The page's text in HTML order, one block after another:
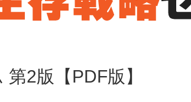
2版【PDF版】